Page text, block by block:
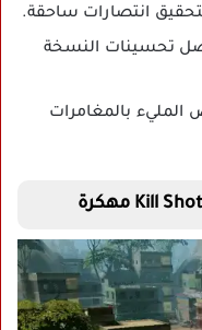
انتصارات ساحقة.
تحسينات النسخة
بالمغامرات